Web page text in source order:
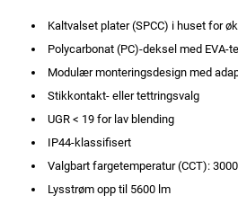
Kaltvalset plater (SPCC) i huset for
Polycarbonat (PC)-deksel med EVA-
Modulær monteringsdesign med
Stikkontakt- eller tettringsvalg
UGR < 19 for lav blending
IP44-klassifisert
Valgbart fargetemperatur (CCT):
Lysstrøm opp til 5600 lm